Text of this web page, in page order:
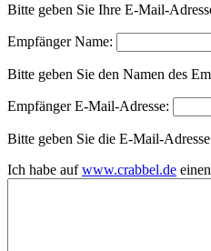
Bitte geben Sie Ihre E-Mail-
Empfänger Name:
Bitte geben Sie den Namen des
Empfänger E-Mail-Adresse:
Bitte geben Sie die E-Mail-
Ich habe aufwww.crabbel.de